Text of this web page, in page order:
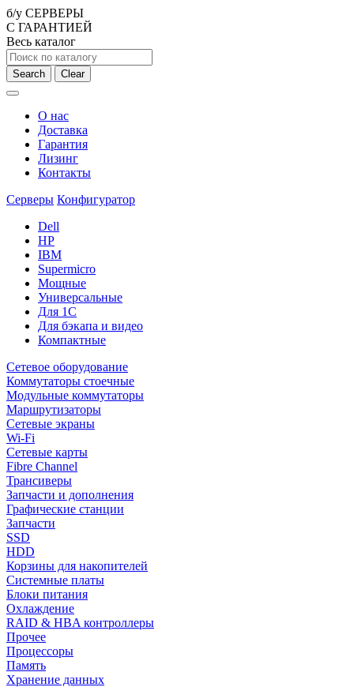
б/у СЕРВЕРЫ
С ГАРАНТИЕЙ
Весь каталог
Search Clear
О нас
Доставка
Гарантия
Лизинг
Контакты
Серверы Конфигуратор
Dell
HP
IBM
Supermicro
Мощные
Универсальные
Для 1С
Для бэкапа и видео
Компактные
Сетевое оборудование
Коммутаторы стоечные
Модульные коммутаторы
Маршрутизаторы
Сетевые экраны
Wi-Fi
Сетевые карты
Fibre Channel
Трансиверы
Запчасти и дополнения
Графические станции
Запчасти
SSD
HDD
Корзины для накопителей
Системные платы
Блоки питания
Охлаждение
RAID & HBA контроллеры
Прочее
Процессоры
Память
Хранение данных